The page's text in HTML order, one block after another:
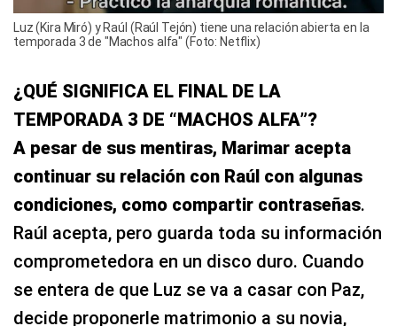
Luz (Kira Miró) y Raúl (Raúl Tejón) tiene una relación abierta en la
temporada 3 de "Machos alfa" (Foto: Netflix)
¿QUÉ SIGNIFICA EL FINAL DE LA
TEMPORADA 3 DE “MACHOS ALFA”?
A pesar de sus mentiras, Marimar acepta
continuar su relación con Raúl con algunas
condiciones, como compartir contraseñas.
Raúl acepta, pero guarda toda su información
comprometedora en un disco duro. Cuando
se entera de que Luz se va a casar con Paz,
decide proponerle matrimonio a su novia,